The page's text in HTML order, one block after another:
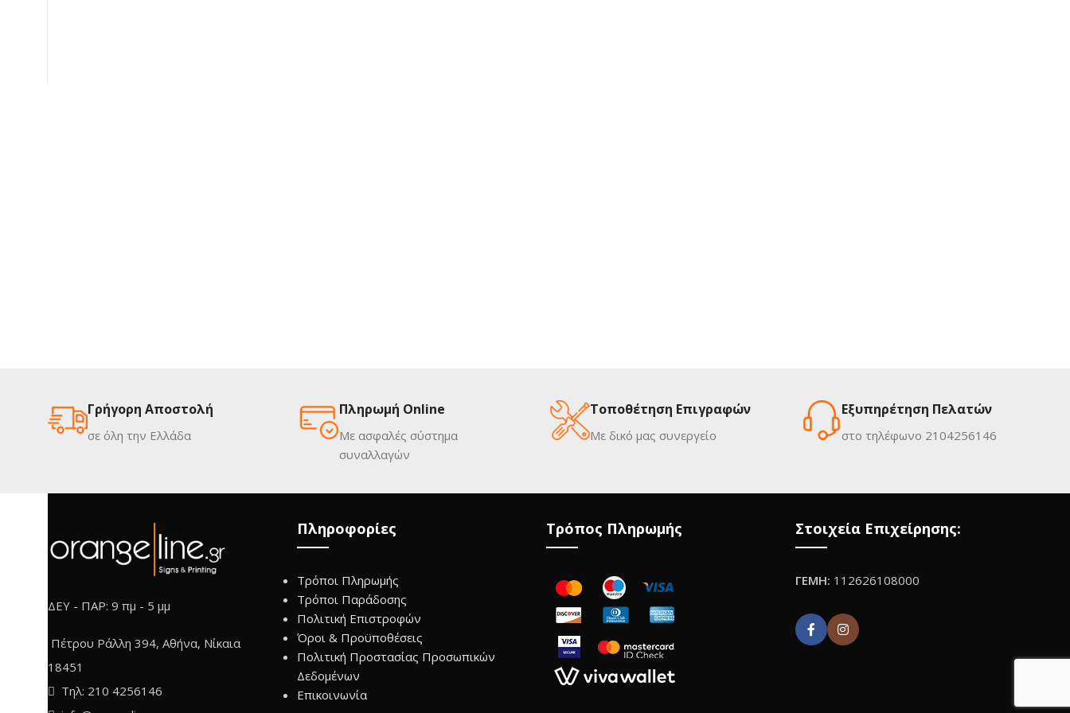
Γρήγορη Αποστολή
σε όλη την Ελλάδα
Πληρωμή Online
Με ασφαλές σύστημα
συναλλαγών
Τοποθέτηση Επιγραφών
Με δικό μας συνεργείο
Εξυπηρέτηση Πελατών
στο τηλέφωνο 2104256146
ΔΕΥ - ΠΑΡ: 9 πμ - 5 μμ
Πέτρου Ράλλη 394, Αθήνα, Νίκαια
18451
Τηλ: 210 4256146
Πληροφορίες
Τρόποι Πληρωμής
Τρόποι Παράδοσης
Πολιτική Επιστροφών
Όροι & Προϋποθέσεις
Πολιτική Προστασίας Προσωπικών
Δεδομένων
Επικοινωνία
Τρόπος Πληρωμής Στοιχεία Επιχείρησης:
ΓΕΜΗ: 112626108000